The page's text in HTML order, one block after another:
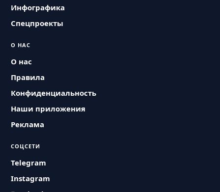
Инфографика
Спецпроекты
О НАС
О нас
Правила
Конфиденциальность
Наши приложения
Реклама
СОЦСЕТИ
Telegram
Instagram